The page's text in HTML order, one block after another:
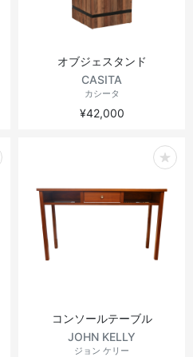
オブジェスタンド
CASITA
カシータ
¥42,000
コンソールテーブル
JOHN KELLY
ジョン ケリー